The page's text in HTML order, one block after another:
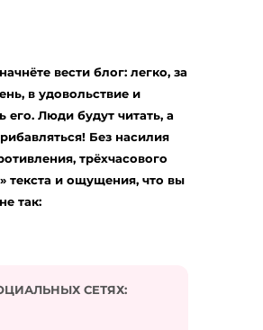
поля помечены*
на комментарии по e-mail
вести блог: легко, за
в удовольствие и
его. Люди будут читать, а
Без насилия
трёхчасового
текста и ощущения, что вы
так:
СЕТЯХ: